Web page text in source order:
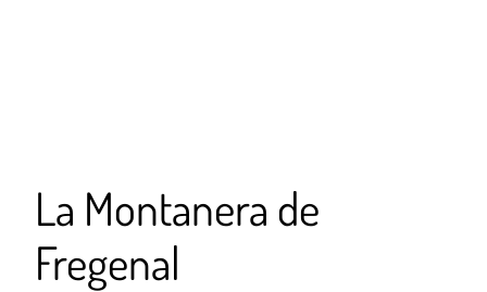
La Montanera de
Fregenal